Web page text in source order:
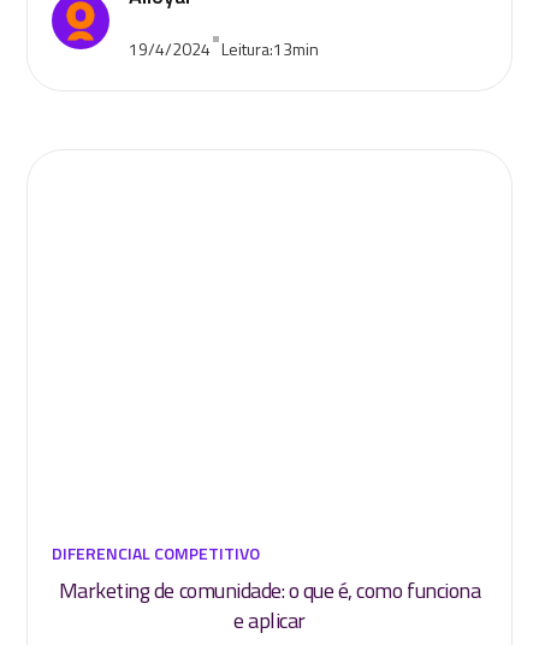
19/4/2024•Leitura:13min
DIFERENCIAL COMPETITIVO
Marketing de comunidade: o que é, como funciona
e aplicar